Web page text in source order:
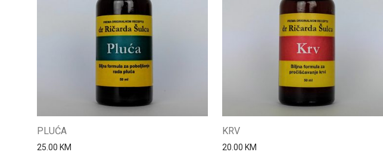
PLUĆA
25.00 KM
KRV
20.00 KM